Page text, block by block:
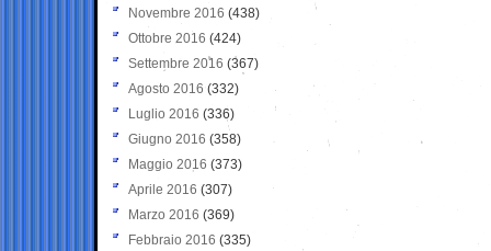
Novembre 2016 (438)
Ottobre 2016 (424)
Settembre 2016 (367)
Agosto 2016 (332)
Luglio 2016 (336)
Giugno 2016 (358)
Maggio 2016 (373)
Aprile 2016 (307)
Marzo 2016 (369)
Febbraio 2016 (335)